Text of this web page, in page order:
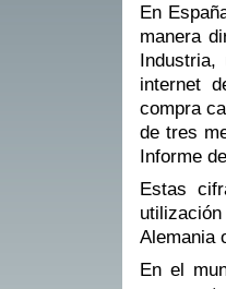
En
manera
Industria,
internet
compra
de tres
Informe
Estas
Alemania
En el